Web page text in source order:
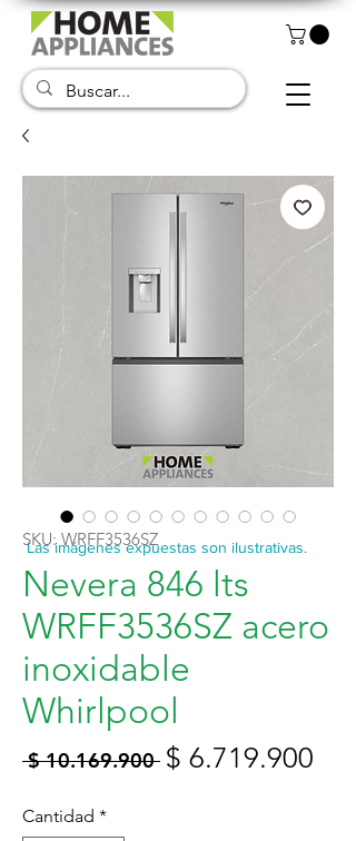
SKU: WRFF3536SZ
Nevera 846 lts
WRFF3536SZ acero
inoxidable
Whirlpool
$ 10.169.900 Precio
$ 6.719.900
Cantidad *
Las imágenes expuestas son ilustrativas.